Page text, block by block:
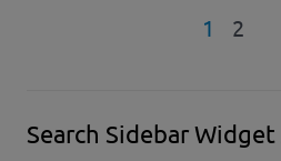
1 2
Search Sidebar Widget